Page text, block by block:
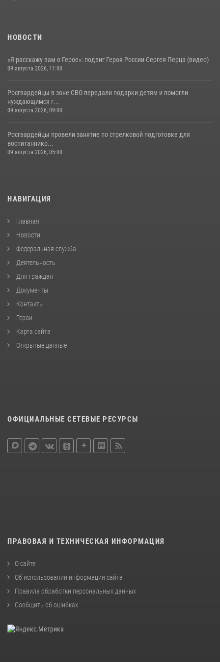
НОВОСТИ
«Я расскажу вам о Герое»: подвиг Героя России Сергея Перца (видео)
09 августа 2026, 11:00
Росгвардейцы в зоне СВО передали подарки детям и помогли
нуждающимся г...
09 августа 2026, 09:00
Росгвардейцы провели занятие по стрелковой подготовке для
воспитаннико...
09 августа 2026, 05:00
НАВИГАЦИЯ
Главная
Новости
Федеральная служба
Деятельность
Для граждан
Документы
Контакты
Герои
Карта сайта
Открытые данные
ОФИЦИАЛЬНЫЕ СЕТЕВЫЕ РЕСУРСЫ
ПРАВОВАЯ И ТЕХНИЧЕСКАЯ ИНФОРМАЦИЯ
О сайте
Об использовании информации сайта
Правила обработки персональных данных
Сообщить об ошибках